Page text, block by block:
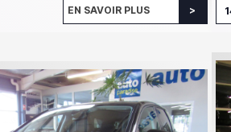
EN SAVOIR PLUS